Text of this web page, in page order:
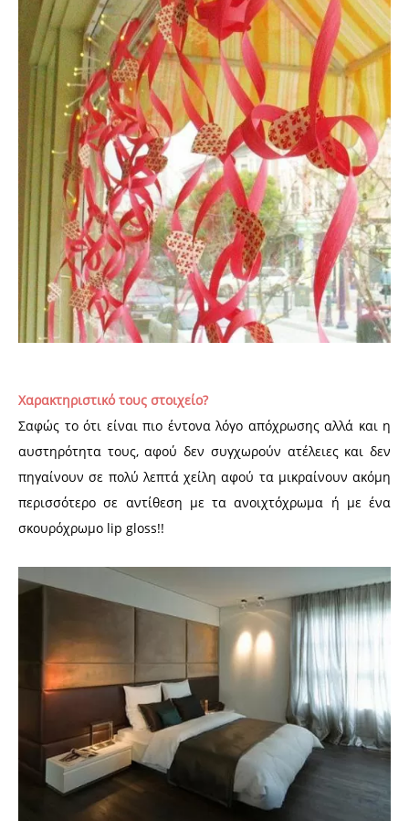
Χαρακτηριστικό τους στοιχείο?
Σαφώς το ότι είναι πιο έντονα λόγο απόχρωσης αλλά και η
αυστηρότητα τους, αφού δεν συγχωρούν ατέλειες και δεν
πηγαίνουν σε πολύ λεπτά χείλη αφού τα μικραίνουν ακόμη
περισσότερο σε αντίθεση με τα ανοιχτόχρωμα ή με ένα
σκουρόχρωμο lip gloss!!